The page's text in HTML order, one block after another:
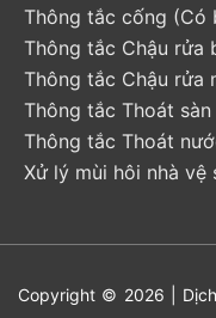
Thông tắc cống (Có
Thông tắc Chậu rửa
Thông tắc Chậu rửa
Thông tắc Thoát
Thông tắc Thoát
Xử lý mùi hôi nhà vệ
Copyright © 2026 |